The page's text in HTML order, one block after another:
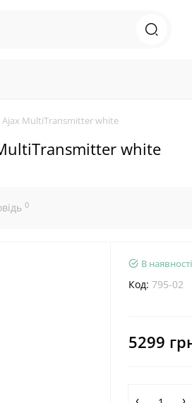
Ajax MultiTransmitter white
MultiTransmitter white
0
В наявності
Код: 795-02
5299